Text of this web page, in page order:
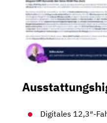
Digitales 12,3″-